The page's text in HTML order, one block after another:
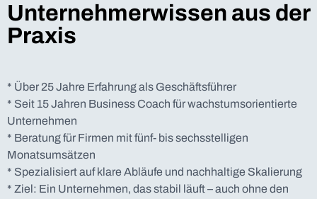
Unternehmerwissen aus der
Praxis
* Über 25 Jahre Erfahrung als Geschäftsführer
* Seit 15 Jahren Business Coach für wachstumsorientierte
Unternehmen
* Beratung für Firmen mit fünf- bis sechsstelligen
Monatsumsätzen
* Spezialisiert auf klare Abläufe und nachhaltige Skalierung
* Ziel: Ein Unternehmen, das stabil läuft – auch ohne den